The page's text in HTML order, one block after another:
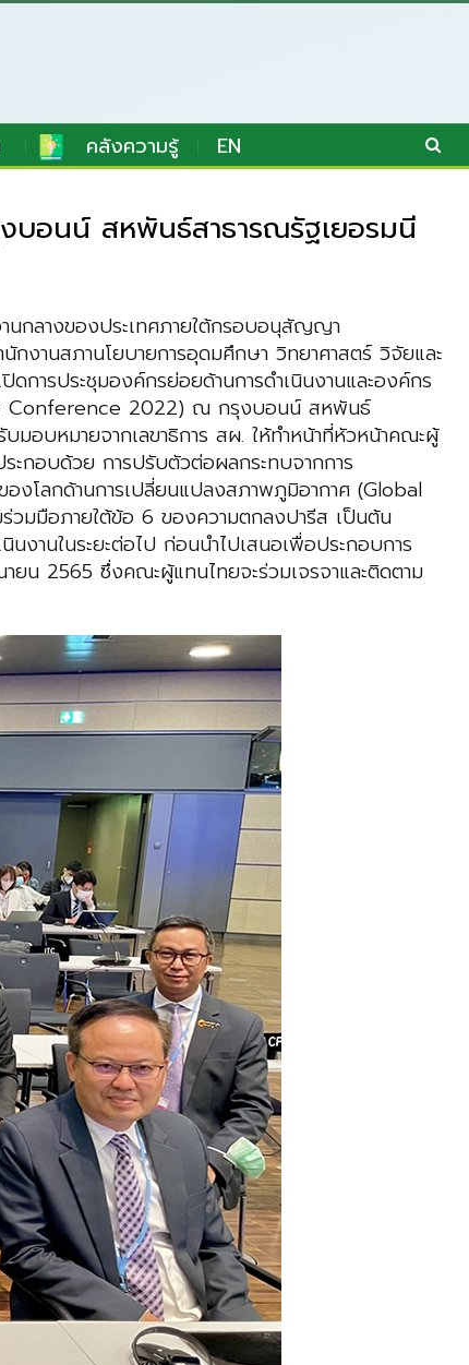
คลังความรู้ EN
บอนน์ สหพันธ์สาธารณรัฐเยอรมนี
นกลางของประเทศภายใต้กรอบอนุสัญญา
กงานสภานโยบายการอุดมศึกษา วิทยาศาสตร์ วิจัยและ
การประชุมองค์กรย่อยด้านการดำเนินงานและองค์กร
Conference 2022) ณ กรุงบอนน์ สหพันธ์
อบหมายจากเลขาธิการ สผ. ให้ทำหน้าที่หัวหน้าคณะผู้
ะกอบด้วย การปรับตัวต่อผลกระทบจากการ
โลกด้านการเปลี่ยนแปลงสภาพภูมิอากาศ (Global
วมมือภายใต้ข้อ 6 ของความตกลงปารีส เป็นต้น
งานในระยะต่อไป ก่อนนำไปเสนอเพื่อประกอบการ
ยน 2565 ซึ่งคณะผู้แทนไทยจะร่วมเจรจาและติดตาม